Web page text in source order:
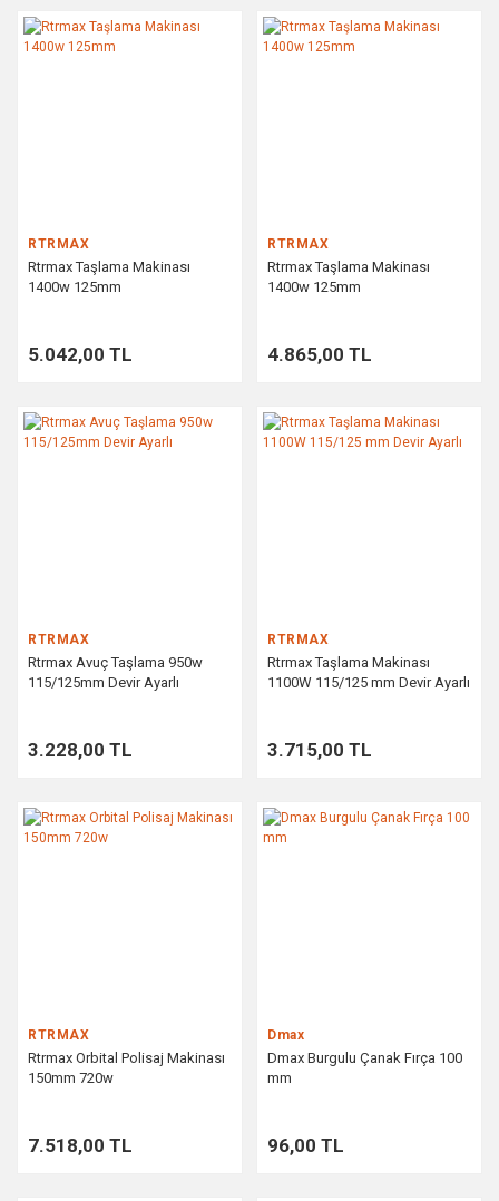
RTRMAX
Rtrmax Taşlama Makinası
1400w 125mm
5.042,00 TL
RTRMAX
Rtrmax Taşlama Makinası
1400w 125mm
4.865,00 TL
RTRMAX
Rtrmax Avuç Taşlama 950w
115/125mm Devir Ayarlı
3.228,00 TL
RTRMAX
Rtrmax Taşlama Makinası
1100W 115/125 mm Devir Ayarlı
3.715,00 TL
RTRMAX
Rtrmax Orbital Polisaj Makinası
150mm 720w
7.518,00 TL
Dmax
Dmax Burgulu Çanak Fırça 100
mm
96,00 TL